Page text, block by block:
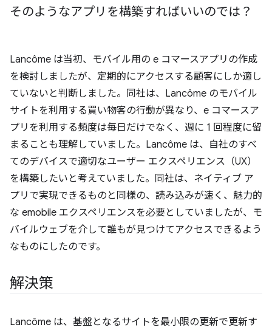
そのようなアプリを構築すればいいのでは？
Lancôme は当初、モバイル用の e コマースアプリの作成
を検討しましたが、定期的にアクセスする顧客にしか適し
ていないと判断しました。同社は、Lancôme のモバイル
サイトを利用する買い物客の行動が異なり、e コマースア
プリを利用する頻度は毎日だけでなく、週に 1 回程度に留
まることも理解していました。Lancôme は、自社のすべ
てのデバイスで適切なユーザー エクスペリエンス（UX）
を構築したいと考えていました。同社は、ネイティブ ア
プリで実現できるものと同様の、読み込みが速く、魅力的
な emobile エクスペリエンスを必要としていましたが、モ
バイルウェブを介して誰もが見つけてアクセスできるよう
なものにしたのです。
解決策
Lancôme は、基盤となるサイトを最小限の更新で更新す